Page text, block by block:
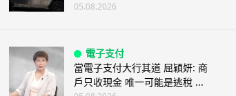
05.08.2026
電子支付
當電子支付大行其道 屈穎妍: 商
戶只收現金 唯一可能是逃稅 ...